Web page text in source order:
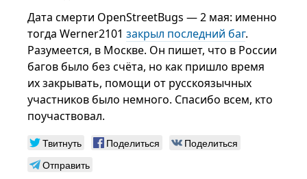
Дата смерти OpenStreetBugs — 2 мая: именно
тогда Werner2101закрыл последний баг.
Разумеется, в Москве. Он пишет, что в России
багов было без счёта, но как пришло время
их закрывать, помощи от русскоязычных
участников было немного. Спасибо всем, кто
поучаствовал.
Твитнуть Поделиться
Поделиться
Отправить